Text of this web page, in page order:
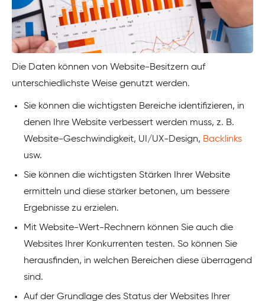
Die Daten können von Website-Besitzern auf
unterschiedlichste Weise genutzt werden.
Sie können die wichtigsten Bereiche identifizieren, in
denen Ihre Website verbessert werden muss, z. B.
Website-Geschwindigkeit, UI/UX-Design, Backlinks
usw.
Sie können die wichtigsten Stärken Ihrer Website
ermitteln und diese stärker betonen, um bessere
Ergebnisse zu erzielen.
Mit Website-Wert-Rechnern können Sie auch die
Websites Ihrer Konkurrenten testen. So können Sie
herausfinden, in welchen Bereichen diese überragend
sind.
Auf der Grundlage des Status der Websites Ihrer